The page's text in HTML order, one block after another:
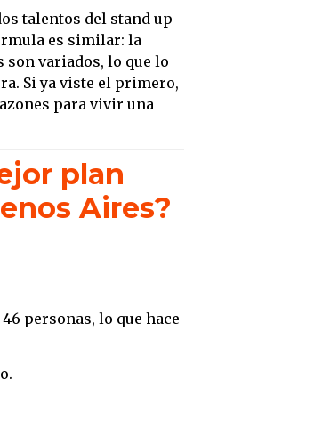
talentos del stand up
es similar: la
variados, lo que lo
Si ya viste el primero,
para vivir una
plan
Aires?
personas, lo que hace